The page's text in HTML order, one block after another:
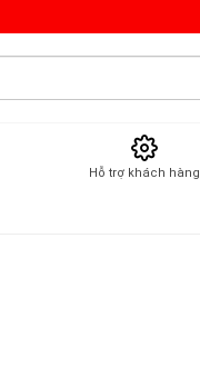
Hỗ trợ khách hàng